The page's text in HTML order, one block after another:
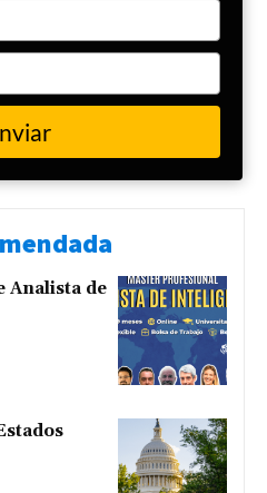
regionales de
y Sajonia aceleran el
antiinmigración en
de Alemania
Analista de